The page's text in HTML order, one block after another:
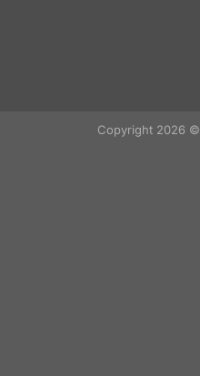
Copyright 2026 ©